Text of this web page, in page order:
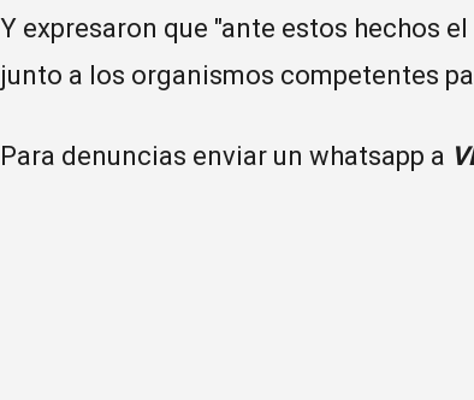
Y expresaron que "ante estos hechos
junto a los organismos competentes
Para denuncias enviar un whatsapp a